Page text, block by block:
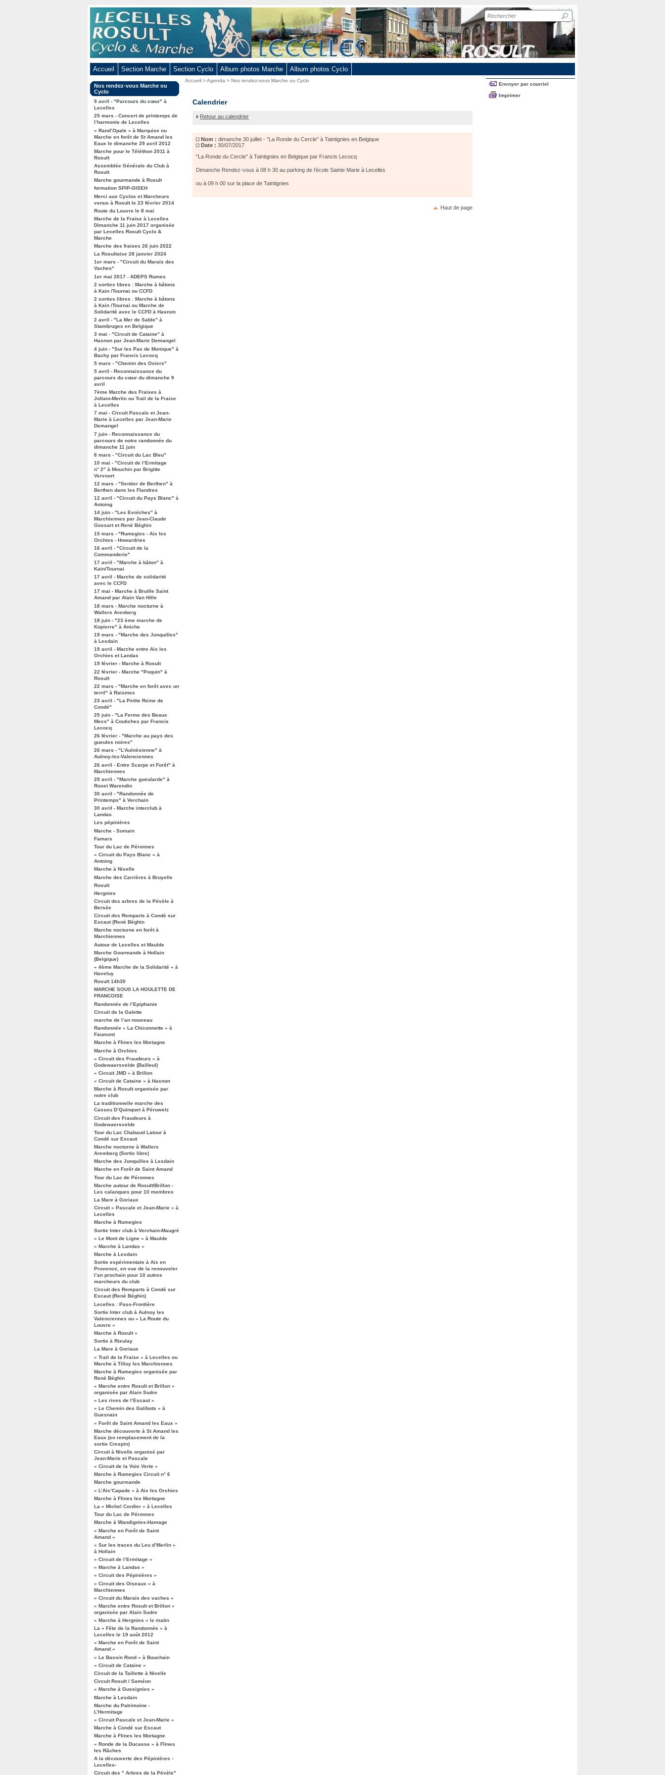
Recherche
sur
le
site
Accueil Section Marche Section Cyclo Album photos Marche Album photos Cyclo
Dans
la
rubrique
:
Nos rendez-vous Marche ou
Cyclo
9 avril - "Parcours du cœur" à
Lecelles
25 mars - Concert de printemps de
l’harmonie de Lecelles
« Rand’Opale » à Marquise ou
Marche en forêt de St Amand les
Eaux le dimanche 29 avril 2012
Marche pour le Téléthon 2011 à
Rosult
Assemblée Générale du Club à
Rosult
Marche gourmande à Rosult
formation SPIP-GISEH
Merci aux Cyclos et Marcheurs
venus à Rosult le 23 février 2014
Route du Louvre le 8 mai
Marche de la Fraise à Lecelles
Dimanche 11 juin 2017 organisée
par Lecelles Rosult Cyclo &
Marche
Marche des fraises 26 juin 2022
La Rosultoise 28 janvier 2024
1er mars - "Circuit du Marais des
Vaches"
1er mai 2017 - ADEPS Rumes
2 sorties libres : Marche à bâtons
à Kain /Tournai ou CCFD
2 sorties libres : Marche à bâtons
à Kain /Tournai ou Marche de
Solidarité avec le CCFD à Hasnon
2 avril - "La Mer de Sable" à
Stambruges en Belgique
3 mai - "Circuit de Cataine" à
Hasnon par Jean-Marie Demangel
4 juin - "Sur les Pas de Monique" à
Bachy par Francis Lecocq
5 mars - "Chemin des Osiers"
5 avril - Reconnaissance du
parcours du cœur du dimanche 9
avril
7ème Marche des Fraises à
Jollain-Merlin ou Trail de la Fraise
à Lecelles
7 mai - Circuit Pascale et Jean-
Marie à Lecelles par Jean-Marie
Demangel
7 juin - Reconnaissance du
parcours de notre randonnée du
dimanche 11 juin
8 mars - "Circuit du Lac Bleu"
10 mai - "Circuit de l’Ermitage
n° 2" à Mouchin par Brigitte
Vervoort
12 mars - "Sentier de Berthen" à
Berthen dans les Flandres
12 avril - "Circuit du Pays Blanc" à
Antoing
14 juin - "Les Evoïches" à
Marchiennes par Jean-Claude
Gossart et René Béghin
15 mars - "Rumegies - Aix les
Orchies - Howardries
16 avril - "Circuit de la
Commanderie"
17 avril - "Marche à bâton" à
Kain/Tournai
17 avril - Marche de solidarité
avec le CCFD
17 mai - Marche à Bruille Saint
Amand par Alain Van Hille
18 mars - Marche nocturne à
Wallers Arenberg
18 juin - "23 ème marche de
Kopierre" à Aniche
19 mars - "Marche des Jonquilles"
à Lesdain
19 avril - Marche entre Aix les
Orchies et Landas
19 février - Marche à Rosult
22 février - Marche "Poquin" à
Rosult
22 mars - "Marche en forêt avec un
terril" à Raismes
23 avril - "La Petite Reine de
Condé"
25 juin - "La Ferme des Beaux
Mecs" à Coutiches par Francis
Lecocq
26 février - "Marche au pays des
gueules noires"
26 mars - "L’Aulnésienne" à
Aulnoy-lez-Valenciennes
26 avril - Entre Scarpe et Forêt" à
Marchiennes
29 avril - "Marche gueularde" à
Roost Warendin
30 avril - "Randonnée de
Printemps" à Verchain
30 avril - Marche interclub à
Landas
Les pépinières
Marche - Somain
Famars
Tour du Lac de Péronnes
« Circuit du Pays Blanc » à
Antoing
Marche à Nivelle
Marche des Carrières à Bruyelle
Rosult
Hergnies
Circuit des arbres de la Pévèle à
Bersée
Circuit des Remparts à Condé sur
Escaut (René Béghin
Marche nocturne en forêt à
Marchiennes
Autour de Lecelles et Maulde
Marche Gourmande à Hollain
(Belgique)
« 4ème Marche de la Solidarité » à
Haveluy
Rosult 14h30
MARCHE SOUS LA HOULETTE DE
FRANCOISE
Randonnée de l’Epiphanie
Circuit de la Galette
marche de l’an nouveau
Randonnée « La Chiconnette » à
Faumont
Marche à Flines les Mortagne
Marche à Orchies
« Circuit des Fraudeurs » à
Godewaersvelde (Bailleul)
« Circuit JMD » à Brillon
« Circuit de Cataine » à Hasnon
Marche à Rosult organisée par
notre club
La traditionnelle marche des
Casseu D’Quinquet à Péruwelz
Circuit des Fraudeurs à
Godewaersvelde
Tour du Lac Chabaud Latour à
Condé sur Escaut
Marche nocturne à Wallers
Aremberg (Sortie libre)
Marche des Jonquilles à Lesdain
Marche en Forêt de Saint Amand
Tour du Lac de Péronnes
Marche autour de Rosult/Brillon -
Les calanques pour 10 membres
La Mare à Goriaux
Circuit « Pascale et Jean-Marie » à
Lecelles
Marche à Rumegies
Sortie Inter club à Verchain-Maugré
« Le Mont de Ligne » à Maulde
« Marche à Landas »
Marche à Lesdain
Sortie expérimentale à Aix en
Provence, en vue de la renouveler
l’an prochain pour 10 autres
marcheurs du club
Circuit des Remparts à Condé sur
Escaut (René Béghin)
Lecelles : Pass-Frontière
Sortie Inter club à Aulnoy les
Valenciennes ou « La Route du
Louvre »
Marche à Rosult »
Sortie à Rieulay
La Mare à Goriaux
« Trail de la Fraise » à Lecelles ou
Marche à Tilloy les Marchiennes
Marche à Rumegies organisée par
René Béghin
« Marche entre Rosult et Brillon »
organisée par Alain Sudre
« Les rives de l’Escaut »
« Le Chemin des Galibots » à
Guesnain
« Forêt de Saint Amand les Eaux »
Marche découverte à St Amand les
Eaux (en remplacement de la
sortie Crespin)
Circuit à Nivelle organisé par
Jean-Marie et Pascale
« Circuit de la Voie Verte »
Marche à Rumegies Circuit n° 6
Marche gourmande
« L’Aix’Capade » à Aix les Orchies
Marche à Flines les Mortagne
La « Michel Cordier » à Lecelles
Tour du Lac de Péronnes
Marche à Wandignies-Hamage
« Marche en Forêt de Saint
Amand »
« Sur les traces du Leu d’Merlin »
à Hollain
« Circuit de l’Ermitage »
« Marche à Landas »
« Circuit des Pépinières »
« Circuit des Oiseaux » à
Marchiennes
« Circuit du Marais des vaches »
« Marche entre Rosult et Brillon »
organisée par Alain Sudre
« Marche à Hergnies » le matin
La « Fête de la Randonnée » à
Lecelles le 19 août 2012
« Marche en Forêt de Saint
Amand »
« Le Bassin Rond » à Bouchain
« Circuit de Cataine »
Circuit de la Taillette à Nivelle
Circuit Rosult / Saméon
« Marche à Gussignies »
Marche à Lesdain
Marche du Patrimoine -
L’Hermitage
« Circuit Pascale et Jean-Marie »
Marche à Condé sur Escaut
Marche à Flines les Mortagne
« Ronde de la Ducasse » à Flines
les Râches
A la découverte des Pépinières -
Lecelles-
Circuit des " Arbres de la Pévèle"
Vous
Accueil >Agenda>Nos rendez-vous Marche ou Cyclo
dimanche
juillet
"La
Ronde
du
Cercle"
Taintignies
en
Calendrier
Retour au calendrier
Nom : dimanche 30 juillet - "La Ronde du Cercle" à Taintignies en Belgique
Date : 30/07/2017
"La Ronde du Cercle" à Taintignies en Belgique par Francis Lecocq
Dimanche Rendez-vous à 08 h 30 au parking de l’école Sainte Marie à Lecelles
ou à 09 h 00 sur la place de Taintignies
Haut de page
Envoyer par courriel
Imprimer